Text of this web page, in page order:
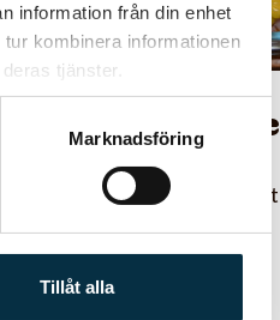
information från din enhet
kombinera informationen
tjänster.
Marknadsföring
Tillåt alla
Turkisk köfte
En längtan till Turkisk mat